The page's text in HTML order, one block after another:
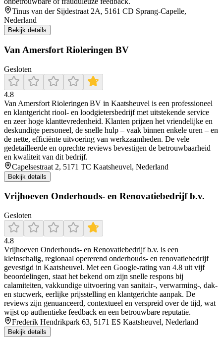
Tinus van der Sijdestraat 2A, 5161 CD Sprang-Capelle,
Nederland
Bekijk details
Van Amersfort Rioleringen BV
Gesloten
4.8
Van Amersfort Rioleringen BV in Kaatsheuvel is een professioneel
en klantgericht riool- en loodgietersbedrijf met uitstekende service
en zeer hoge klanttevredenheid. Klanten prijzen het vriendelijke en
deskundige personeel, de snelle hulp – vaak binnen enkele uren – en
de nette, efficiënte uitvoering van werkzaamheden. De vele
gedetailleerde en oprechte reviews bevestigen de betrouwbaarheid
en kwaliteit van dit bedrijf.
Capelsestraat 2, 5171 TC Kaatsheuvel, Nederland
Bekijk details
Vrijhoeven Onderhouds- en Renovatiebedrijf b.v.
Gesloten
4.8
Vrijhoeven Onderhouds- en Renovatiebedrijf b.v. is een
kleinschalig, regionaal opererend onderhouds- en renovatiebedrijf
gevestigd in Kaatsheuvel. Met een Google-rating van 4.8 uit vijf
beoordelingen, staat het bekend om zijn snelle respons bij
calamiteiten, vakkundige uitvoering van sanitair-, verwarming-, dak-
en stucwerk, eerlijke prijsstelling en klantgerichte aanpak. De
reviews zijn genuanceerd, contextueel en verspreid over de tijd, wat
wijst op authentieke feedback en een betrouwbare reputatie.
Frederik Hendrikpark 63, 5171 ES Kaatsheuvel, Nederland
Bekijk details